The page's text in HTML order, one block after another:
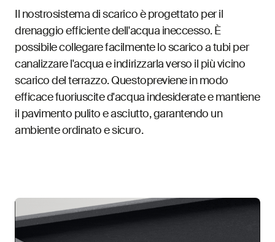
Il nostrosistema di scarico è progettato per il
drenaggio efficiente dell'acqua ineccesso. È
possibile collegare facilmente lo scarico a tubi per
canalizzare l'acqua e indirizzarla verso il più vicino
scarico del terrazzo. Questopreviene in modo
efficace fuoriuscite d'acqua indesiderate e mantiene
il pavimento pulito e asciutto, garantendo un
ambiente ordinato e sicuro.